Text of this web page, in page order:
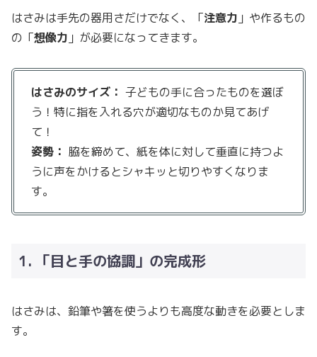
はさみは手先の器用さだけでなく、「注意力 」や作るもの
の「想像力 」が必要になってきます。
はさみのサイズ： 子どもの手に合ったものを選ぼ
う！特に指を入れる穴が適切なものか見てあげ
て！
姿勢： 脇を締めて、紙を体に対して垂直に持つよ
うに声をかけるとシャキッと切りやすくなりま
す。
1. 「目と手の協調」の完成形
はさみは、鉛筆や箸を使うよりも高度な動きを必要としま
す。